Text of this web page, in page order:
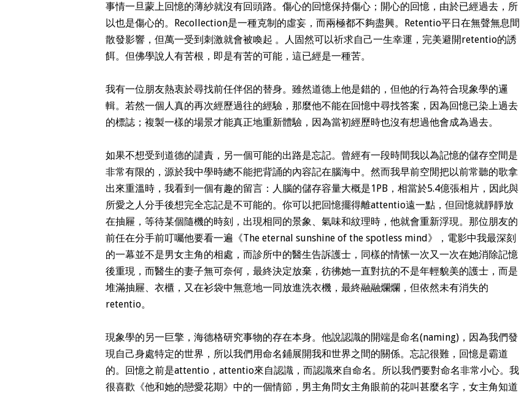
事情一旦蒙上回憶的薄紗就沒有回頭路。傷心的回憶保持傷心；開心的回憶，由於已經過去，所
以也是傷心的。Recollection是一種克制的虛妄，而兩極都不夠盡興。Retentio平日在無聲無息間
散發影響，但萬一受到刺激就會被喚起 。人固然可以祈求自己一生幸運，完美避開retentio的誘
餌。但佛學說人有苦根，即是有苦的可能，這已經是一種苦。
我有一位朋友熱衷於尋找前任伴侶的替身。雖然道德上他是錯的，但他的行為符合現象學的邏
輯。若然一個人真的再次經歷過往的經驗，那麼他不能在回憶中尋找答案，因為回憶已染上過去
的標誌；複製一樣的場景才能真正地重新體驗，因為當初經歷時也沒有想過他會成為過去。
如果不想受到道德的譴責，另一個可能的出路是忘記。曾經有一段時間我以為記憶的儲存空間是
非常有限的，源於我中學時總不能把背誦的內容記在腦海中。然而我早前空閒把以前常聽的歌拿
出來重溫時，我看到一個有趣的留言：人腦的儲存容量大概是1PB，相當於5.4億張相片，因此與
所愛之人分手後想完全忘記是不可能的。你可以把回憶擺得離attentio遠一點，但回憶就靜靜放
在抽屜，等待某個隨機的時刻，出現相同的景象、氣味和紋理時，他就會重新浮現。那位朋友的
前任在分手前叮囑他要看一遍《The eternal sunshine of the spotless mind》，電影中我最深刻
的一幕並不是男女主角的相處，而診所中的醫生告訴護士，同樣的情愫一次又一次在她消除記憶
後重現，而醫生的妻子無可奈何，最終決定放棄，彷彿她一直對抗的不是年輕貌美的護士，而是
堆滿抽屜、衣櫃，又在衫袋中無意地一同放進洗衣機，最終融融爛爛，但依然未有消失的
retentio。
現象學的另一巨擎，海德格研究事物的存在本身。他說認識的開端是命名(naming)，因為我們發
現自己身處特定的世界，所以我們用命名鋪展開我和世界之間的關係。忘記很難，回憶是霸道
的。回憶之前是attentio，attentio來自認識，而認識來自命名。所以我們要對命名非常小心。我
很喜歡《他和她的戀愛花期》中的一個情節，男主角問女主角眼前的花叫甚麼名字，女主角知道